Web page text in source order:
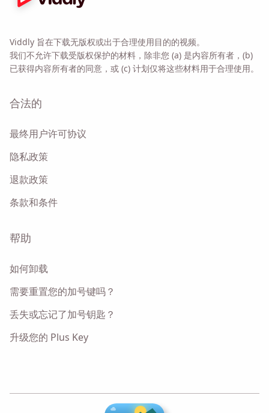
Viddly 旨在下载无版权或出于合理使用目的的视频。
我们不允许下载受版权保护的材料，除非您 (a) 是内容所有者，(b)
已获得内容所有者的同意，或 (c) 计划仅将这些材料用于合理使用。
合法的
最终用户许可协议
隐私政策
退款政策
条款和条件
帮助
如何卸载
需要重置您的加号键吗？
丢失或忘记了加号钥匙？
升级您的 Plus Key
Name
Email
勾选此选项，即表示您同意我们的